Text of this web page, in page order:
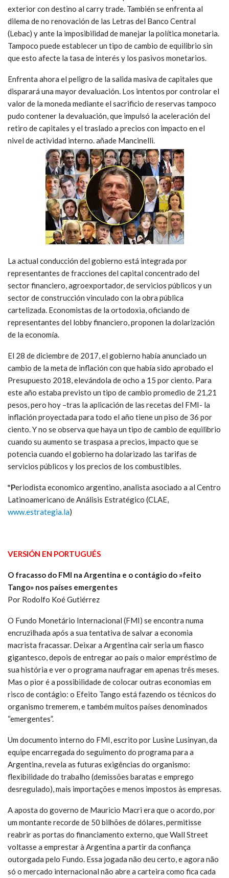
exterior con destino al carry trade. También se enfrenta al
dilema de no renovación de las Letras del Banco Central
(Lebac) y ante la imposibilidad de manejar la política monetaria.
Tampoco puede establecer un tipo de cambio de equilibrio sin
que esto afecte la tasa de interés y los pasivos monetarios.
Enfrenta ahora el peligro de la salida masiva de capitales que
disparará una mayor devaluación. Los intentos por controlar el
valor de la moneda mediante el sacrificio de reservas tampoco
pudo contener la devaluación, que impulsó la aceleración del
retiro de capitales y el traslado a precios con impacto en el
nivel de actividad interno. añade Mancinelli.
La actual conducción del gobierno está integrada por
representantes de fracciones del capital concentrado del
sector financiero, agroexportador, de servicios públicos y un
sector de construcción vinculado con la obra pública
cartelizada. Economistas de la ortodoxia, oficiando de
representantes del lobby financiero, proponen la dolarización
de la economía.
El 28 de diciembre de 2017, el gobierno había anunciado un
cambio de la meta de inflación con que había sido aprobado el
Presupuesto 2018, elevándola de ocho a 15 por ciento. Para
este año estaba previsto un tipo de cambio promedio de 21,21
pesos, pero hoy –tras la aplicación de las recetas del FMI- la
inflación proyectada para todo el año tiene un piso de 36 por
ciento. Y no se observa que haya un tipo de cambio de equilibrio
cuando su aumento se traspasa a precios, impacto que se
potencia cuando el gobierno ha dolarizado las tarifas de
servicios públicos y los precios de los combustibles.
*Periodista economico argentino, analista asociado a al Centro
Latinoamericano de Análisis Estratégico (CLAE,
www.estrategia.la)
VERSIÓN EN PORTUGUÉS
O fracasso do FMI na Argentina e o contágio do »feito
Tango» nos países emergentes
Por Rodolfo Koé Gutiérrez
O Fundo Monetário Internacional (FMI) se encontra numa
encruzilhada após a sua tentativa de salvar a economia
macrista fracassar. Deixar a Argentina cair seria um fiasco
gigantesco, depois de entregar ao país o maior empréstimo de
sua história e ver o programa naufragar em apenas três meses.
Mas o pior é a possibilidade de colocar outras economias em
risco de contágio: o Efeito Tango está fazendo os técnicos do
organismo tremerem, e também muitos países denominados
“emergentes”.
Um documento interno do FMI, escrito por Lusine Lusinyan, da
equipe encarregada do seguimento do programa para a
Argentina, revela as futuras exigências do organismo:
flexibilidade do trabalho (demissões baratas e emprego
desregulado), mais importações e menos impostos às empresas.
A aposta do governo de Mauricio Macri era que o acordo, por
um montante recorde de 50 bilhões de dólares, permitisse
reabrir as portas do financiamento externo, que Wall Street
voltasse a emprestar à Argentina a partir da confiança
outorgada pelo Fundo. Essa jogada não deu certo, e agora não
só o mercado internacional não abre a carteira como fica cada